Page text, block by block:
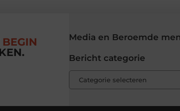
BEGIN
Media en Beroemde
Bericht categorie